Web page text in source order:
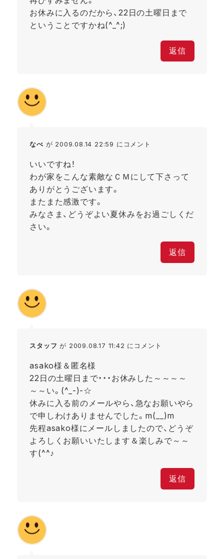
お休みに入るのだから、22日の土曜日まで
ということですかね(^_^;)
返信
なべが 2009.08.14 22:59 にコメント
いいですね！
わが家をこんな素敵なＣＭにして下さって
ありがとうございます。
またまた感激です。
みなさま、どうぞよい夏休みをお過ごしくだ
さい。
返信
スタッフ が 2009.08.17 11:42 にコメント
asako様＆匿名様
22日の土曜日まで・・・お休みした～～～～
～～い。(^_-)-☆
休みに入る前のメールやら、急なお願いやら
で申しわけありませんでした。m(__)m
先程asako様にメールしましたので、どうぞ
よろしくお願いいたします＆楽しみで～～
す(^^♪
返信